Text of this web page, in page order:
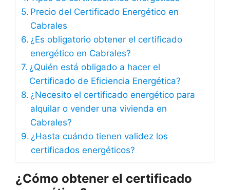
Precio del Certificado Energético en
Cabrales
¿Es obligatorio obtener el certificado
energético en Cabrales?
¿Quién está obligado a hacer el
Certificado de Eficiencia Energética?
¿Necesito el certificado energético para
alquilar o vender una vivienda en
Cabrales?
¿Hasta cuándo tienen validez los
certificados energéticos?
¿Cómo obtener el certificado